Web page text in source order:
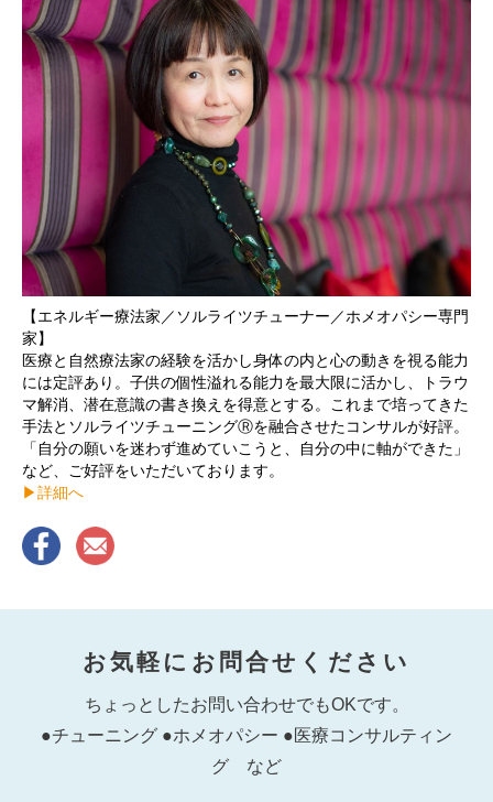
【エネルギー療法家／ソルライツチューナー／ホメオパシー専門
家】
医療と自然療法家の経験を活かし身体の内と心の動きを視る能力
には定評あり。子供の個性溢れる能力を最大限に活かし、トラウ
マ解消、潜在意識の書き換えを得意とする。これまで培ってきた
手法とソルライツチューニングⓇを融合させたコンサルが好評。
「自分の願いを迷わず進めていこうと、自分の中に軸ができた」
など、ご好評をいただいております。
▶︎詳細へ
お気軽にお問合せください
ちょっとしたお問い合わせでもOKです。
●チューニング ●ホメオパシー ●医療コンサルティン
グ など